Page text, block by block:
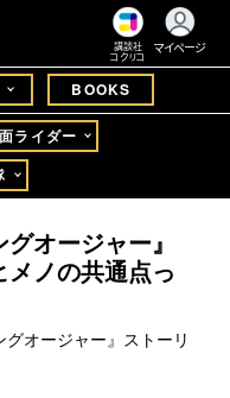
講談社
コクリコ
マイページ
BOOKS
ライダー
オージャー』
ノの共通点っ
オージャー』ストーリ